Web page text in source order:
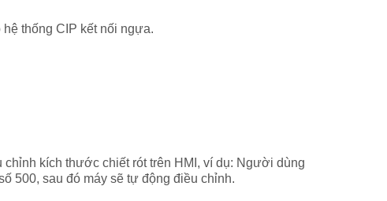
thống CIP kết nối ngựa.
kích thước chiết rót trên HMI, ví dụ: Người dùng
500, sau đó máy sẽ tự động điều chỉnh.